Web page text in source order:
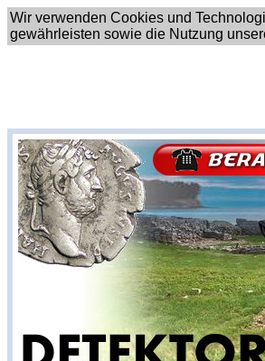
Wir verwenden Cookies und
gewährleisten sowie die Nutzung